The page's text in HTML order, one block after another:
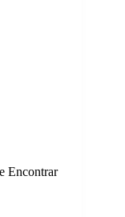
Encontrar